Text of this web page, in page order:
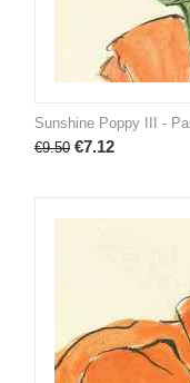
Sunshine Poppy III -
€9.50 €7.12